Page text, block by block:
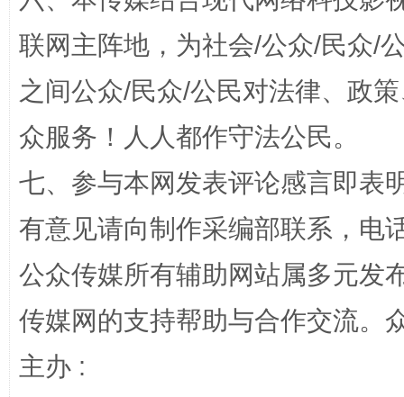
“蜀中异人”王建安的艺术幻境
联网主阵地，为社会/公众/民众/
之间公众/民众/公民对法律、政
众服务！人人都作守法公民。
七、参与本网发表评论感言即表
有意见请向制作采编部联系，电
公众传媒所有辅助网站属多元发
传媒网的支持帮助与合作交流。
主办 :